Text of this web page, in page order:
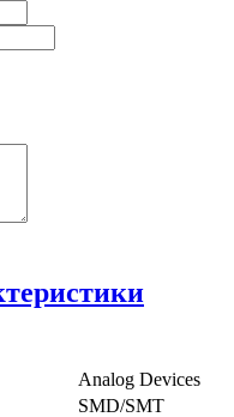
Analog Devices
SMD/SMT